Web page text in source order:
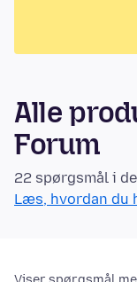
Alle
Forum
22 spørgsmål i
Læs, hvordan du